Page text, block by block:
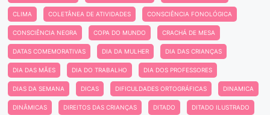
CLIMA COLETÂNEA DE ATIVIDADES CONSCIÊNCIA FONOLÓGICA
CONSCIÊNCIA NEGRA COPA DO MUNDO CRACHÁ DE MESA
DATAS COMEMORATIVAS DIA DA MULHER DIA DAS CRIANÇAS
DIA DAS MÃES DIA DO TRABALHO DIA DOS PROFESSORES
DIAS DA SEMANA DICAS DIFICULDADES ORTOGRÁFICAS DINAMICA
DINÂMICAS DIREITOS DAS CRIANÇAS DITADO DITADO ILUSTRADO